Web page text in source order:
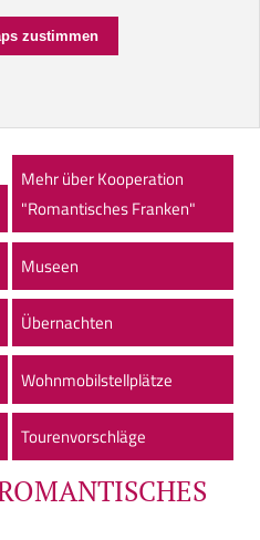
zustimmen
Mehr über Kooperation
"Romantisches Franken"
Museen
Übernachten
Wohnmobilstellplätze
Tourenvorschläge